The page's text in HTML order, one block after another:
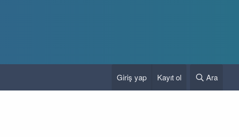
Giriş yap Kayıt ol Ara